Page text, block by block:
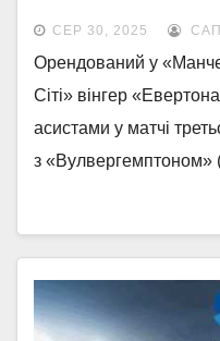
розіграші
Ман Сіті
СЕР 30, 2025
Орендований у
Сіті» вінгер
асистами у матчі
з «Вулвергемптоном»